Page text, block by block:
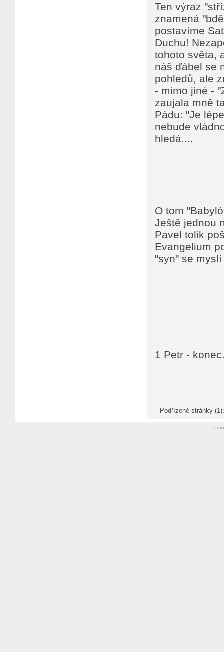
Ten výraz
znamená
postavíme
Duchu!
tohoto světa,
náš ďábel se
pohledů, ale
- mimo jiné -
zaujala mně
Pádu: "Je
nebude
hledá....
O tom
Ještě jednou
Pavel tolik
Evangelium
"syn" se
1 Petr -
Podřízené stránky (1):